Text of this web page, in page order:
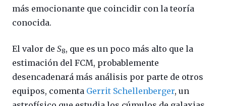
más emocionante que coincidir con la teoría
conocida.
El valor de S8, que es un poco más alto que la
estimación del FCM, probablemente
desencadenará más análisis por parte de otros
equipos, comenta Gerrit Schellenberger, un